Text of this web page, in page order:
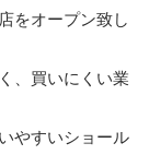
をオープン致し
、買いにくい業
やすいショール